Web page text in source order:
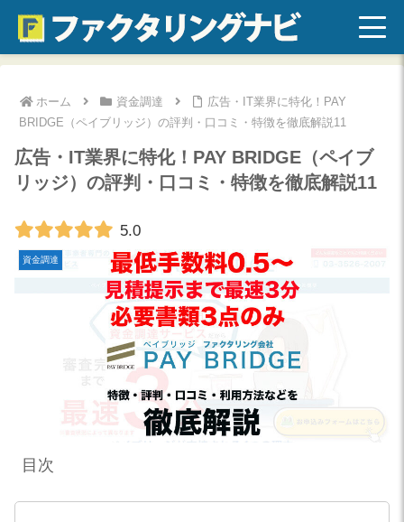
ホーム 資金調達
広告・IT業界に特化！PAY
BRIDGE（ペイブリッジ）の評判・口コミ・特徴を徹底解説11
広告・IT業界に特化！PAY BRIDGE（ペイブ
リッジ）の評判・口コミ・特徴を徹底解説11
5.0
資金調達
目次